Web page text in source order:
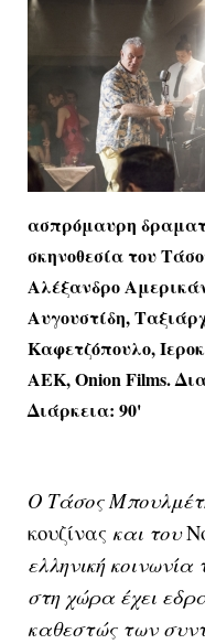
ασπρόμαυρη
σκηνοθεσία του
Αλέξανδρο
Αυγουστίδη,
Καφετζόπουλο,
ΑΕΚ, Onion Films.
Διάρκεια: 90'
Ο Τάσος
κουζίνας και του
ελληνική
στη χώρα έχει
καθεστώς των